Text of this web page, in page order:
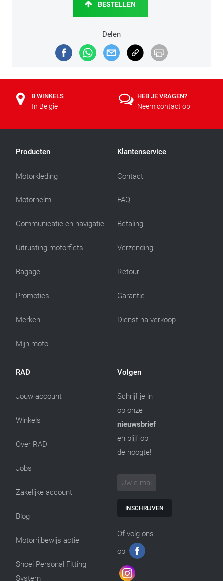
Delen
BESTELLEN
8 WINKELS
In België
HEB JE VRAGEN?
Neem contact op
Producten
Motorkleding
Motorhelm
Communicatie en navigatie
Uitrusting motorfiets
Bagage
Promoties
Merken
Mijn moto
Klantenservice
Contact
FAQ
Betaling
Verzending
Retour
Garantie
Dienst na verkoop
RAD
Jouw account
Winkels
Over RAD
Jobs
Zakelijke account
Blog
Motorrijbewijs actie
Shoei Personal Fitting
System
Volgen
Schrijf je in
op onze
nieuwsbrief
en blijf op
de hoogte!
INSCHRIJVEN
Of volg ons
op